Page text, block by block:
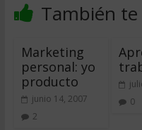
También
Marketing
personal: yo
producto
junio 14, 2007
2
0